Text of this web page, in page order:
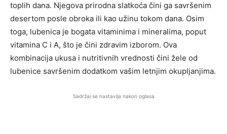
toplih dana. Njegova prirodna slatkoća čini ga savršenim
desertom posle obroka ili kao užinu tokom dana. Osim
toga, lubenica je bogata vitaminima i mineralima, poput
vitamina C i A, što je čini zdravim izborom. Ova
kombinacija ukusa i nutritivnih vrednosti čini žele od
lubenice savršenim dodatkom vašim letnjim okupljanjima.
Sadržaj se nastavlja nakon oglasa